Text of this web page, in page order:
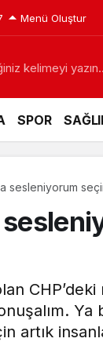
Menü Oluştur
kelimeyi yazın..
SPOR
sesleniyorum
artık